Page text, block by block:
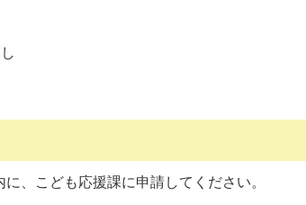
、こども応援課に申請してください。